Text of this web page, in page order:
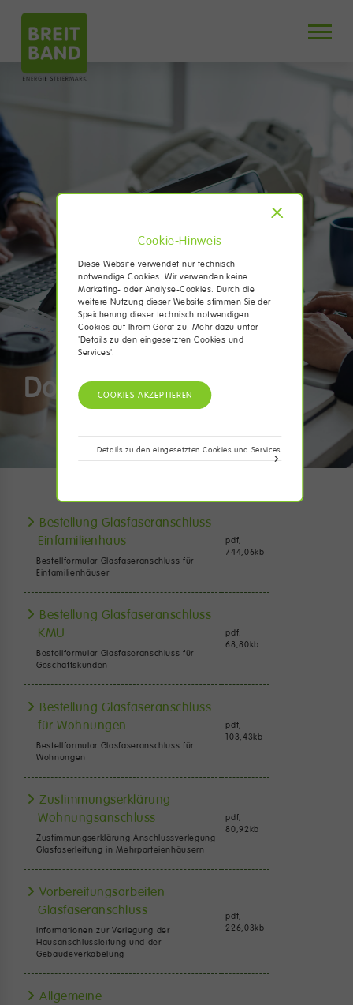
Downloads
Bestellung Glasfaseranschluss
Einfamilienhaus
Bestellformular Glasfaseranschluss für
Einfamilienhäuser
pdf,
744,06kb
Bestellung Glasfaseranschluss
KMU
Bestellformular Glasfaseranschluss für
Geschäftskunden
pdf,
68,80kb
Bestellung Glasfaseranschluss
für Wohnungen
Bestellformular Glasfaseranschluss für
Wohnungen
pdf,
103,43kb
Zustimmungserklärung
Wohnungsanschluss
Zustimmungserklärung Anschlussverlegung
Glasfaserleitung in Mehrparteienhäusern
pdf,
80,92kb
Vorbereitungsarbeiten
Glasfaseranschluss
Informationen zur Verlegung der
Hausanschlussleitung und der
Gebäudeverkabelung
pdf,
226,03kb
Allgemeine
X
Cookie-Hinweis
Diese Website verwendet nur technisch
notwendige Cookies. Wir verwenden keine
Marketing- oder Analyse-Cookies. Durch die
weitere Nutzung dieser Website stimmen Sie der
Speicherung dieser technisch notwendigen
Cookies auf Ihrem Gerät zu. Mehr dazu unter
'Details zu den eingesetzten Cookies und
Services'.
Details zu den eingesetzten Cookies und Services